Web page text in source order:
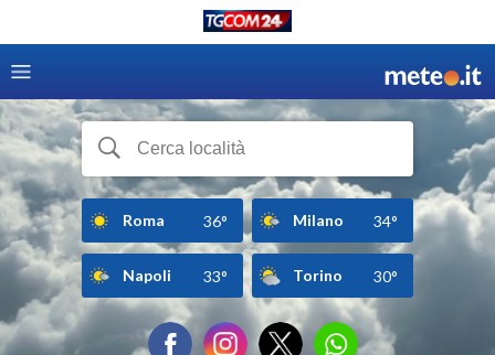
Roma 36° Milano 34°
Napoli 33° Torino 30°